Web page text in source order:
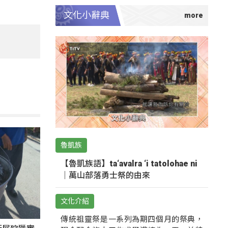
文化小辭典
魯凱族
【魯凱族語】ta‘avalra ‘i tatolohae ni
｜萬山部落勇士祭的由來
文化介紹
傳統祖靈祭是一系列為期四個月的祭典，